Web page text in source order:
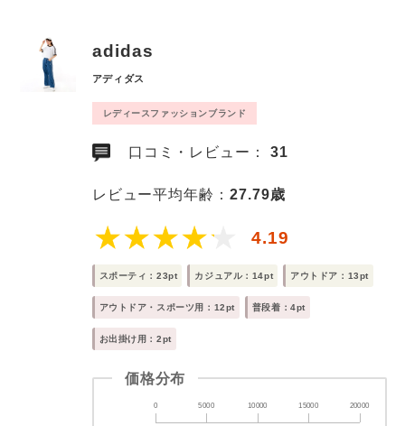
adidas
アディダス
レディースファッションブランド
口コミ・レビュー：31
レビュー平均年齢：27.79歳
4.19
スポーティ：23pt カジュアル：14pt アウトドア：13pt
アウトドア・スポーツ用：12pt 普段着：4pt
お出掛け用：2pt
価格分布
0 5000 10000 15000 20000